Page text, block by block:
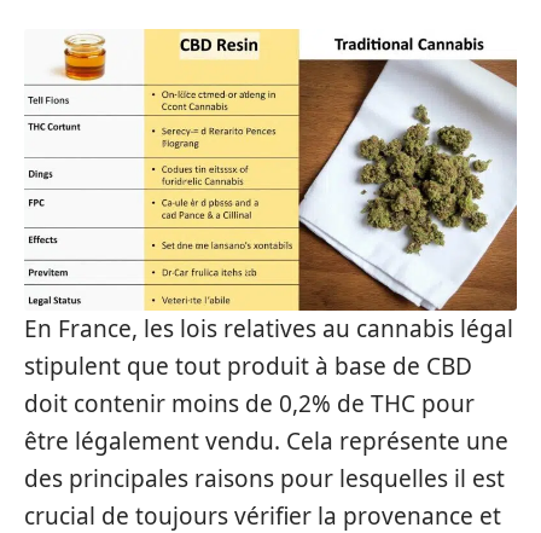
En France, les lois relatives au cannabis légal
stipulent que tout produit à base de CBD
doit contenir moins de 0,2% de THC pour
être légalement vendu. Cela représente une
des principales raisons pour lesquelles il est
crucial de toujours vérifier la provenance et